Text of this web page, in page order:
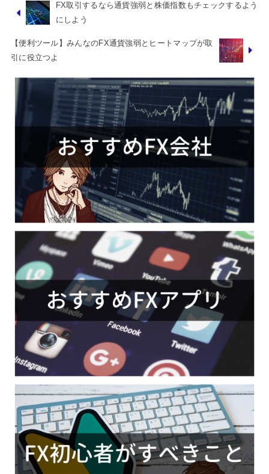
FX取引するなら通貨強弱と株価指数もチェックするよう
にしよう
【便利ツール】みんなのFX通貨強弱とヒートマップが取
引に役立つよ